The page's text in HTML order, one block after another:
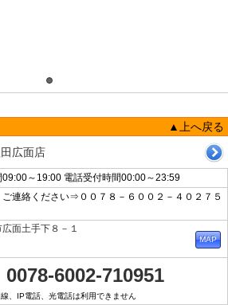
▲上へ戻る
広面店
09:00～19:00 電話受付時間00:00～23:59
連絡ください⇒００７８－６００２－４０２７５
面土手下８－１
0078-6002-710951
、IP電話、光電話は利用できません